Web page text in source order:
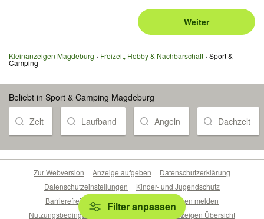
Weiter
Kleinanzeigen Magdeburg Freizeit, Hobby & Nachbarschaft Sport &
Camping
Beliebt in Sport & Camping Magdeburg
Zelt Laufband Angeln Dachzelt
Filter anpassen
Zur Webversion Anzeige aufgeben
Datenschutzerklärung
Datenschutzeinstellungen
Kinder- und Jugendschutz
Barrierefreiheitserklärung
Sicherheitslücken melden
Nutzungsbedingungen
Beliebte Suchen Anzeigen Übersicht